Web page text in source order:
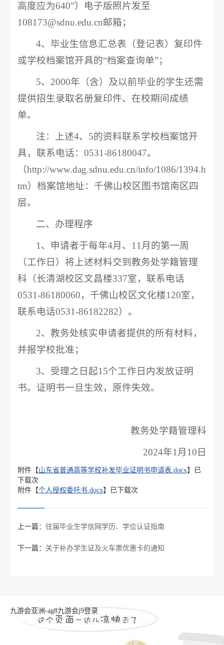
高度应为640”） 电子版照片发至
108173@sdnu.edu.cn邮箱；
4、毕业生信息汇总表（登记表）复印件
或学校档案馆开具的“档案查询单”；
5、2000年（含）及以前毕业的学生还需
提供招生录取名册复印件、在校期间成绩
单。
注：上述4、5的资料联系学校档案馆开
具，联系电话：0531-86180047。
（http://www.dag.sdnu.edu.cn/info/1086/1394.h
tm）档案馆地址：千佛山校区图书馆南区四
层。
二、办理程序
1、申请者于每年4月、11月的第一周
（工作日）将上述材料交到教务处学籍管理
科（长清湖校区文昌楼337室，联系电话
0531-86180060， 千佛山校区文化楼120室，
联系电话0531-86182282）。
2、教务处核实申请者提供的所有材料，
并报学校批准；
3、受理之日起15个工作日内发放证明
书。证明书一旦生效，原件失效。
教务处学籍管理科
2024年1月10日
附件【山东省普通高等学校补发毕业证明书申请表.docx】已
下载次
附件【个人授权委托书.docx】已下载次
上一篇： 往届毕业生学信网学历、学位认证指南
下一篇： 关于补办学生证及火车票优惠卡的通知
九游会亚洲-ag8九游会j9登录
长清湖校区
地址：济南市长清区大学科技园大学路1号